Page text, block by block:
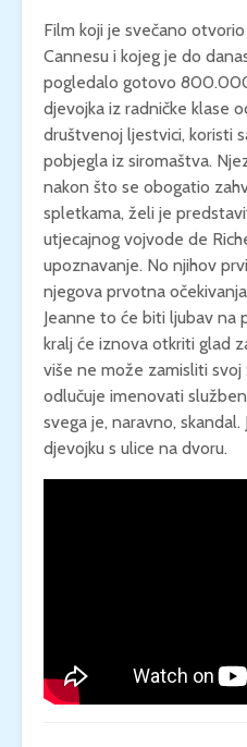
Film koji je svečano
Cannesu i kojeg je do
pogledalo gotovo
djevojka iz radničke klase
društvenoj ljestvici, koristi
pobjegla iz siromaštva.
nakon što se obogatio
spletkama, želi je
utjecajnog vojvode de
upoznavanje. No njihov
njegova prvotna
Jeanne to će biti ljubav na
kralj će iznova otkriti glad
više ne može zamisliti
odlučuje imenovati
svega je, naravno,
djevojku s ulice na dvoru.